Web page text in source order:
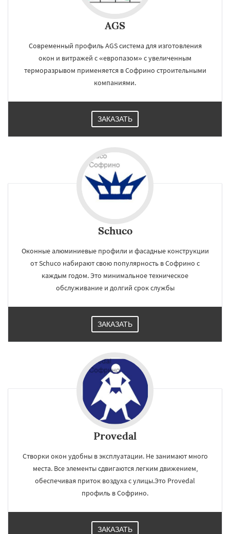
AGS
Современный профиль AGS система для изготовления
окон и витражей с «европазом» с увеличенным
терморазрывом применяется в Софрино строительными
компаниями.
ЗАКАЗАТЬ
Schuco
Оконные алюминиевые профили и фасадные конструкции
от Schuco набирают свою популярность в Софрино с
каждым годом. Это минимальное техническое
обслуживание и долгий срок службы
ЗАКАЗАТЬ
Provedal
Створки окон удобны в эксплуатации. Не занимают много
места. Все элементы сдвигаются легким движением,
обеспечивая приток воздуха с улицы.Это Provedal
профиль в Софрино.
ЗАКАЗАТЬ